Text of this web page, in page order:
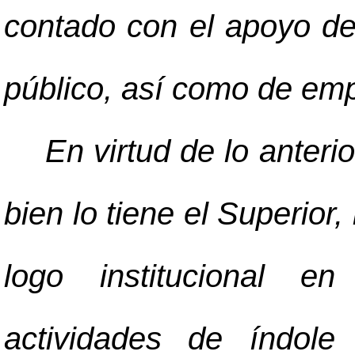
contado con el apoyo
público, así como de
En virtud de lo
bien lo tiene el
logo institucional
actividades de